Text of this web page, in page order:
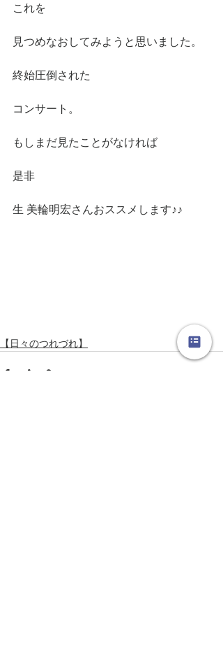
これを
見つめなおしてみようと思いました。
終始圧倒された
コンサート。
もしまだ見たことがなければ
是非
生 美輪明宏さんおススメします♪♪
【日々のつれづれ】